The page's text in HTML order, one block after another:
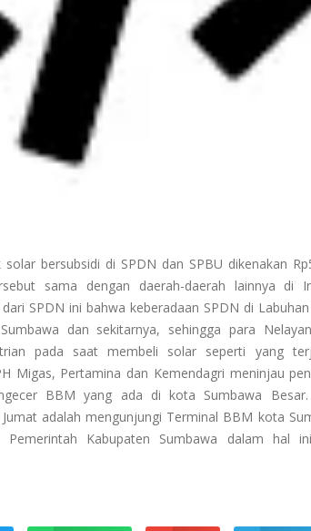
bersubsidi di SPDN dan SPBU dikenakan
sama dengan daerah-daerah lainnya di
SPDN ini bahwa keberadaan SPDN di
dan sekitarnya, sehingga para
pada saat membeli solar seperti yang
Migas, Pertamina dan Kemendagri meninjau
BBM yang ada di kota Sumbawa Besar.
adalah mengunjungi Terminal BBM kota
Pemerintah Kabupaten Sumbawa dalam hal